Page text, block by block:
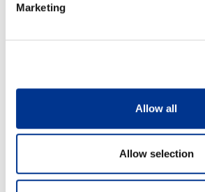
Marketing
Allow all
Allow selection